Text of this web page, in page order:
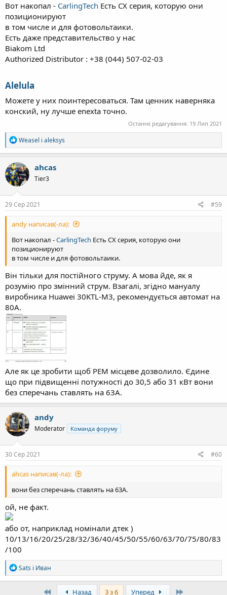
Вот накопал - CarlingTech Есть CX серия, которую они
позиционируют
в том числе и для фотовольтаики.
Есть даже представительство у нас
Biakom Ltd
Authorized Distributor : +38 (044) 507-02-03
Alelula
Можете у них поинтересоваться. Там ценник наверняка
конский, ну лучше enexta точно.
Останнє редагування: 19 Лип 2021
Р
е
а
к
ц
і
ї
:
Weasel і aleksys
ahcas
Tier3
29 Сер 2021 #59
andy написав(-ла):
Вот накопал -CarlingTech Есть CX серия, которую они
позиционируют
в том числе и для фотовольтаики.
Він тільки для постійного струму. А мова йде, як я
розумію про змінний струм. Взагалі, згідно мануалу
виробника Huawei 30KTL-M3, рекомендується автомат на
80А.
Але як це зробити щоб РЕМ місцеве дозволило. Єдине
що при підвищенні потужності до 30,5 або 31 кВт вони
без сперечань ставлять на 63А.
andy
Moderator Команда форуму
30 Сер 2021 #60
ahcas написав(-ла):
вони без сперечань ставлять на 63А.
ой, не факт.
або от, наприклад номінали дтек )
10/13/16/20/25/28/32/36/40/45/50/55/60/63/70/75/80/83
/100
Р
е
а
Sats і Иван
Назад 3 з 6 Уперед